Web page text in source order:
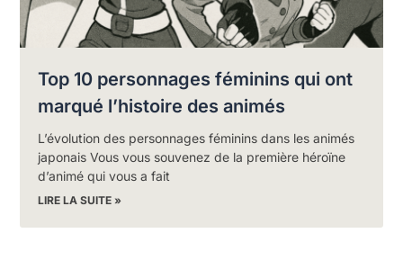
Top 10 personnages féminins qui ont
marqué l’histoire des animés
L’évolution des personnages féminins dans les animés
japonais Vous vous souvenez de la première héroïne
d’animé qui vous a fait
LIRE LA SUITE »